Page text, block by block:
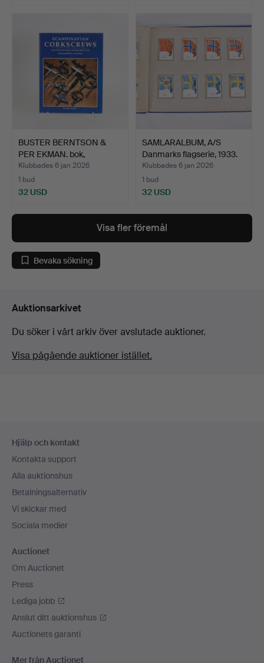
BUSTER BERNTSON &
PER EKMAN. bok,
"Scandin…
Klubbades 6 jan 2026
1 bud
32 USD
SAMLARALBUM, A/S
Danmarks flagserie, 1933.
Klubbades 6 jan 2026
1 bud
32 USD
Visa fler föremål
Bevaka sökning
Auktionsarkivet
Du söker i vårt arkiv över avslutade auktioner.
Visa pågående auktioner istället.
Hjälp och kontakt
Kontakta support
Alla auktionshus
Betalningsalternativ
Vi skickar med
Sociala medier
Auctionet
Om Auctionet
Press
Lediga jobb
Anslut ditt auktionshus
Auctionets garanti
Mer från Auctionet